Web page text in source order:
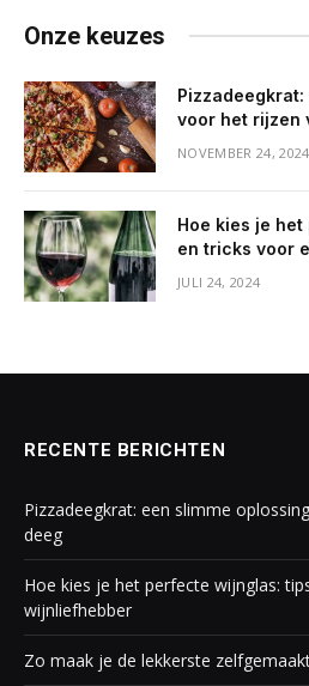
Onze keuzes
voor het rijzen
NOVEMBER 24, 2024
Hoe kies je
en tricks voor
JULI 24, 2024
RECENTE BERICHTEN
Pizzadeegkrat: een slimme
deeg
Hoe kies je het perfecte wijnglas:
wijnliefhebber
Zo maak je de lekkerste